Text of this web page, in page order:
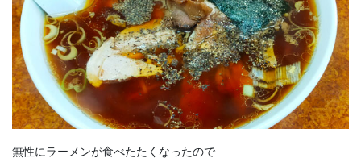
無性にラーメンが食べたたくなったので